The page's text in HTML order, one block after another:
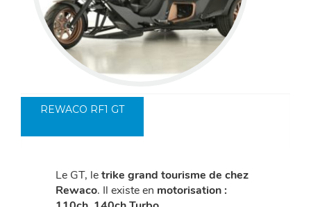
REWACO RF1 GT
Le GT, letrike grand tourisme de chez
Rewaco. Il existe en motorisation :